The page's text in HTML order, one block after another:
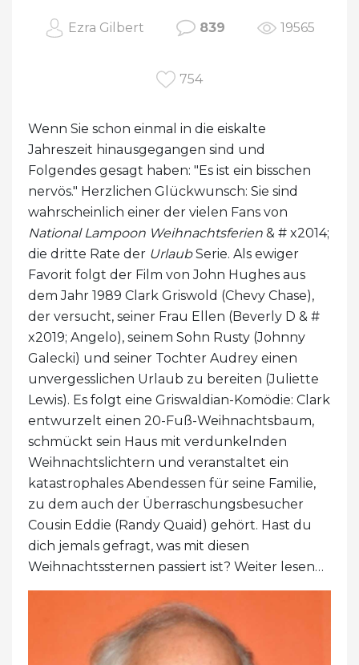
Ezra Gilbert 839 19565
754
Wenn Sie schon einmal in die eiskalte
Jahreszeit hinausgegangen sind und
Folgendes gesagt haben: "Es ist ein bisschen
nervös." Herzlichen Glückwunsch: Sie sind
wahrscheinlich einer der vielen Fans von
National Lampoon Weihnachtsferien & # x2014;
die dritte Rate der UrlaubSerie. Als ewiger
Favorit folgt der Film von John Hughes aus
dem Jahr 1989 Clark Griswold (Chevy Chase),
der versucht, seiner Frau Ellen (Beverly D & #
x2019; Angelo), seinem Sohn Rusty (Johnny
Galecki) und seiner Tochter Audrey einen
unvergesslichen Urlaub zu bereiten (Juliette
Lewis). Es folgt eine Griswaldian-Komödie: Clark
entwurzelt einen 20-Fuß-Weihnachtsbaum,
schmückt sein Haus mit verdunkelnden
Weihnachtslichtern und veranstaltet ein
katastrophales Abendessen für seine Familie,
zu dem auch der Überraschungsbesucher
Cousin Eddie (Randy Quaid) gehört. Hast du
dich jemals gefragt, was mit diesen
Weihnachtssternen passiert ist? Weiter lesen…